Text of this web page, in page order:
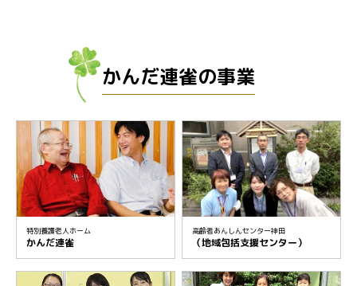
かんだ連雀の事業
特別養護老人ホーム
かんだ連雀
高齢者あんしんセンター神田
（地域包括支援センター）